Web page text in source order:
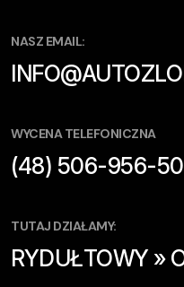
NASZ EMAIL:
WYCENA TELEFONICZNA
(48) 506-956-
TUTAJ DZIAŁAMY:
RYDUŁTOWY »